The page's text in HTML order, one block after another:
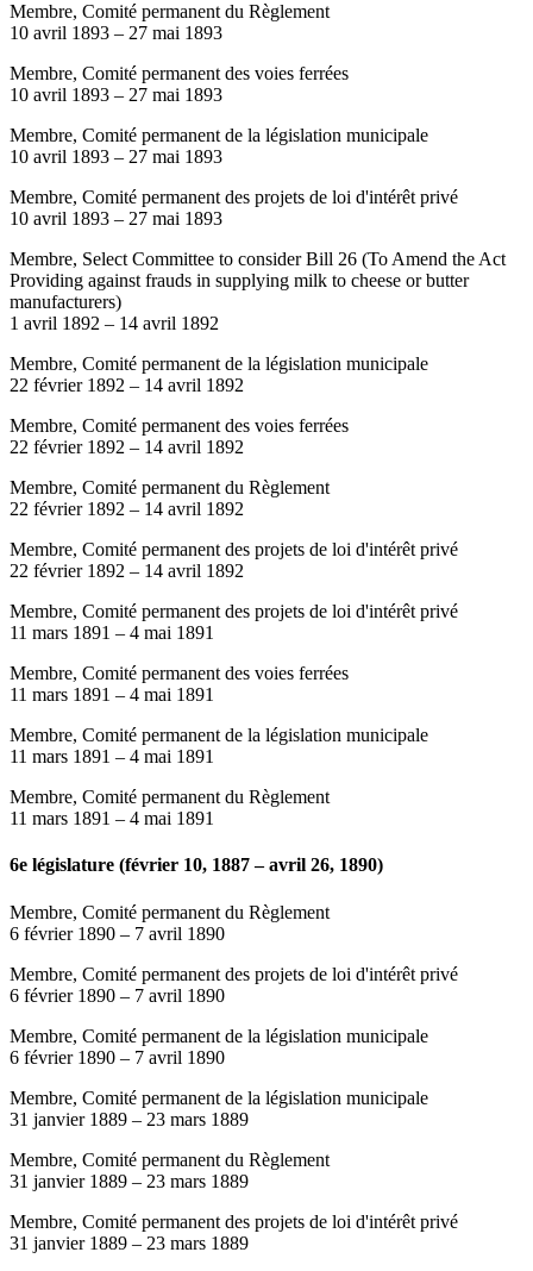
Membre, Comité permanent du Règlement
10 avril 1893 – 27 mai 1893
Membre, Comité permanent des voies ferrées
10 avril 1893 – 27 mai 1893
Membre, Comité permanent de la législation municipale
10 avril 1893 – 27 mai 1893
Membre, Comité permanent des projets de loi d'intérêt privé
10 avril 1893 – 27 mai 1893
Membre, Select Committee to consider Bill 26 (To Amend the Act
Providing against frauds in supplying milk to cheese or butter
manufacturers)
1 avril 1892 – 14 avril 1892
Membre, Comité permanent de la législation municipale
22 février 1892 – 14 avril 1892
Membre, Comité permanent des voies ferrées
22 février 1892 – 14 avril 1892
Membre, Comité permanent du Règlement
22 février 1892 – 14 avril 1892
Membre, Comité permanent des projets de loi d'intérêt privé
22 février 1892 – 14 avril 1892
Membre, Comité permanent des projets de loi d'intérêt privé
11 mars 1891 – 4 mai 1891
Membre, Comité permanent des voies ferrées
11 mars 1891 – 4 mai 1891
Membre, Comité permanent de la législation municipale
11 mars 1891 – 4 mai 1891
Membre, Comité permanent du Règlement
11 mars 1891 – 4 mai 1891
6e législature (février 10, 1887 – avril 26, 1890)
Membre, Comité permanent du Règlement
6 février 1890 – 7 avril 1890
Membre, Comité permanent des projets de loi d'intérêt privé
6 février 1890 – 7 avril 1890
Membre, Comité permanent de la législation municipale
6 février 1890 – 7 avril 1890
Membre, Comité permanent de la législation municipale
31 janvier 1889 – 23 mars 1889
Membre, Comité permanent du Règlement
31 janvier 1889 – 23 mars 1889
Membre, Comité permanent des projets de loi d'intérêt privé
31 janvier 1889 – 23 mars 1889